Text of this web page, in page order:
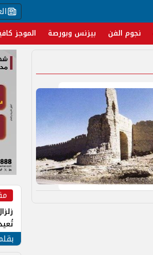
نجوم الفن بيزنس وبورصة الموجز